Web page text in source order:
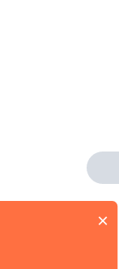
×